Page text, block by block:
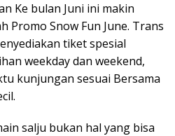
Ke bulan Juni ini makin
Promo Snow Fun June. Trans
tiket spesial
weekday dan weekend,
kunjungan sesuai Bersama
salju bukan hal yang bisa